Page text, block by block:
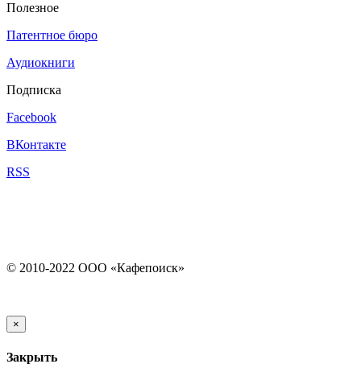
Полезное
Патентное бюро
Аудиокниги
Подписка
Facebook
ВКонтакте
RSS
© 2010-2022 ООО «Кафепоиск»
×
Закрыть